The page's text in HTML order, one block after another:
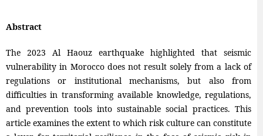
Abstract
The 2023 Al Haouz earthquake highlighted that seismic
vulnerability in Morocco does not result solely from a lack of
regulations or institutional mechanisms, but also from
difficulties in transforming available knowledge, regulations,
and prevention tools into sustainable social practices. This
article examines the extent to which risk culture can constitute